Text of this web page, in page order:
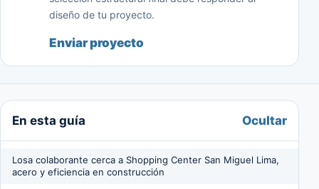
diseño de tu proyecto.
Enviar proyecto
En esta guía Ocultar
Losa colaborante cerca a Shopping Center San Miguel Lima,
acero y eficiencia en construcción